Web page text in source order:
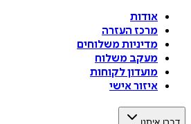
אודות
מרכז העזרה
מדיניות משלוחים
מעקב משלוח
מועדון לקוחות
איזור אישי